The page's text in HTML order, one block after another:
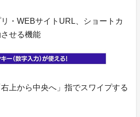
リ・WEBサイトURL、ショートカ
せる機能
上から中央へ」指でスワイプする